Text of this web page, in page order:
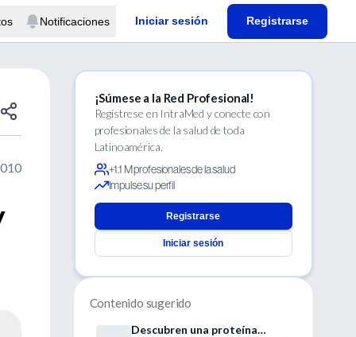
Notificaciones Iniciar sesión Registrarse
¡Súmese a la Red Profesional!
Regístrese en IntraMed y conecte con
profesionales de la salud de toda
Latinoamérica.
+1.1 M profesionales de la salud
Impulse su perfil
Registrarse
Iniciar sesión
Contenido sugerido
Descubren una proteína